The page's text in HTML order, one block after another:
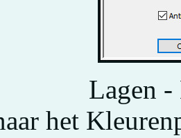
Lagen -
het